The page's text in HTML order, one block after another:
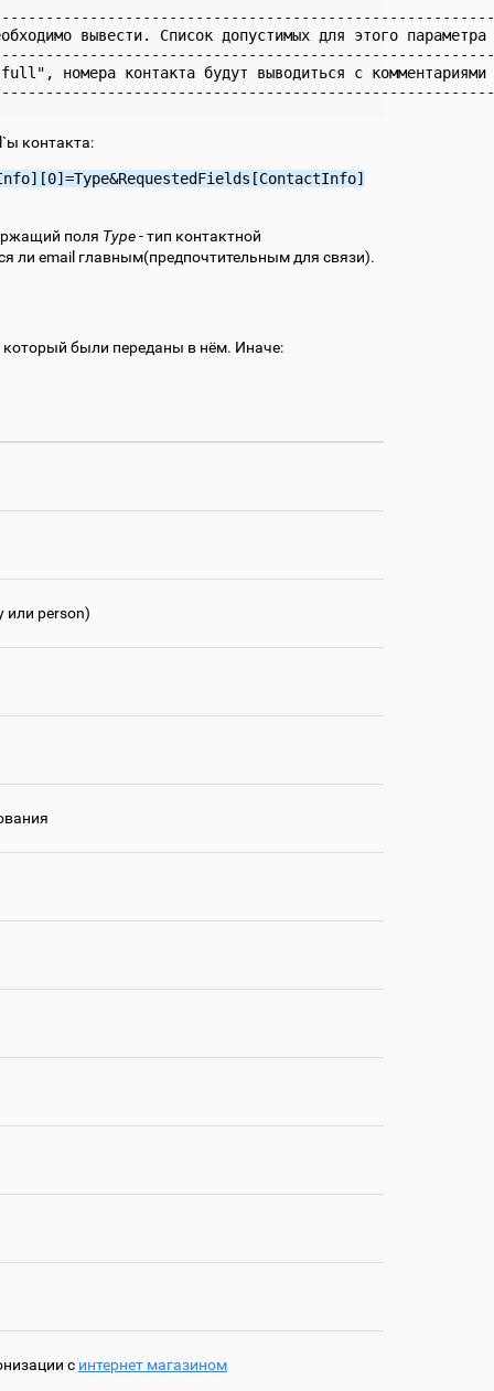
вывести. Список допустимых для этого
контакта будут выводиться с
контакта:
поля Type- тип контактной
ли email главным(предпочтительным для связи).
который были переданы в нём. Иначе:
или person)
с интернет магазином